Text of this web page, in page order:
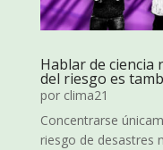
Hablar de ciencia
del riesgo es
por clima21
Concentrarse
riesgo de desastres